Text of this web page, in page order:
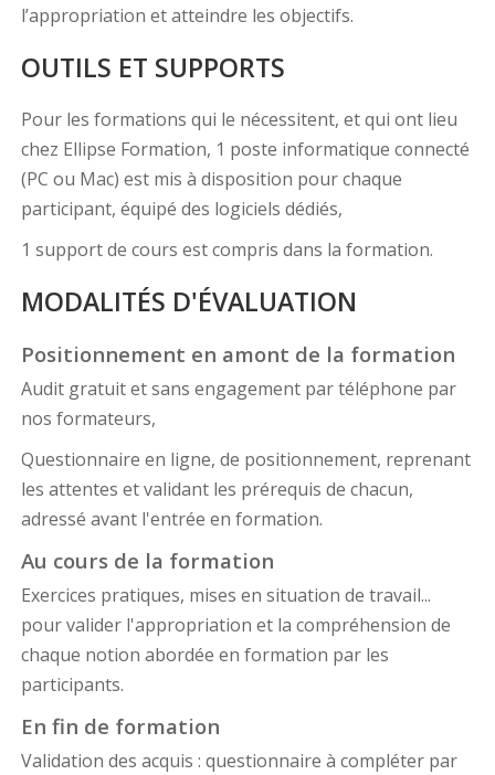
l’appropriation et atteindre les objectifs.
OUTILS ET SUPPORTS
Pour les formations qui le nécessitent, et qui ont lieu
chez Ellipse Formation, 1 poste informatique connecté
(PC ou Mac) est mis à disposition pour chaque
participant, équipé des logiciels dédiés,
1 support de cours est compris dans la formation.
MODALITÉS D'ÉVALUATION
Positionnement en amont de la formation
Audit gratuit et sans engagement par téléphone par
nos formateurs,
Questionnaire en ligne, de positionnement, reprenant
les attentes et validant les prérequis de chacun,
adressé avant l'entrée en formation.
Au cours de la formation
Exercices pratiques, mises en situation de travail...
pour valider l'appropriation et la compréhension de
chaque notion abordée en formation par les
participants.
En fin de formation
Validation des acquis : questionnaire à compléter par